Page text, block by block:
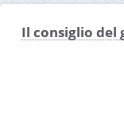
Il consiglio del